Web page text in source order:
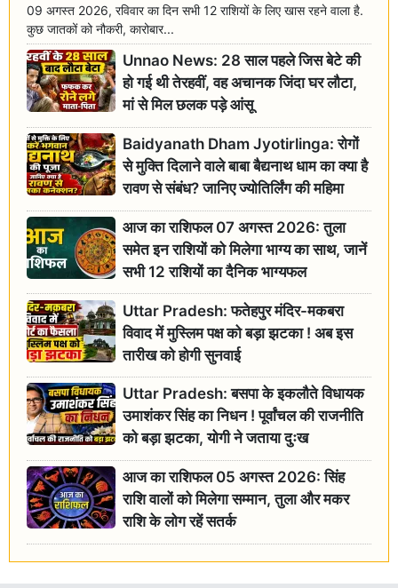
09 अगस्त 2026, रविवार का दिन सभी 12 राशियों के लिए खास रहने वाला है.
कुछ जातकों को नौकरी, कारोबार...
Unnao News: 28 साल पहले जिस बेटे की
हो गई थी तेरहवीं, वह अचानक जिंदा घर लौटा,
मां से मिल छलक पड़े आंसू
Baidyanath Dham Jyotirlinga: रोगों
से मुक्ति दिलाने वाले बाबा बैद्यनाथ धाम का क्या है
रावण से संबंध? जानिए ज्योतिर्लिंग की महिमा
आज का राशिफल 07 अगस्त 2026: तुला
समेत इन राशियों को मिलेगा भाग्य का साथ, जानें
सभी 12 राशियों का दैनिक भाग्यफल
Uttar Pradesh: फतेहपुर मंदिर-मकबरा
विवाद में मुस्लिम पक्ष को बड़ा झटका ! अब इस
तारीख को होगी सुनवाई
Uttar Pradesh: बसपा के इकलौते विधायक
उमाशंकर सिंह का निधन ! पूर्वांचल की राजनीति
को बड़ा झटका, योगी ने जताया दुःख
आज का राशिफल 05 अगस्त 2026: सिंह
राशि वालों को मिलेगा सम्मान, तुला और मकर
राशि के लोग रहें सतर्क